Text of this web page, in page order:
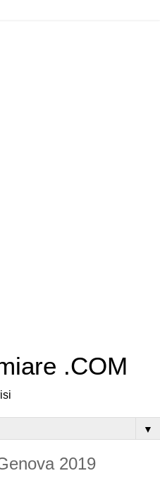
.COM
▼
2019